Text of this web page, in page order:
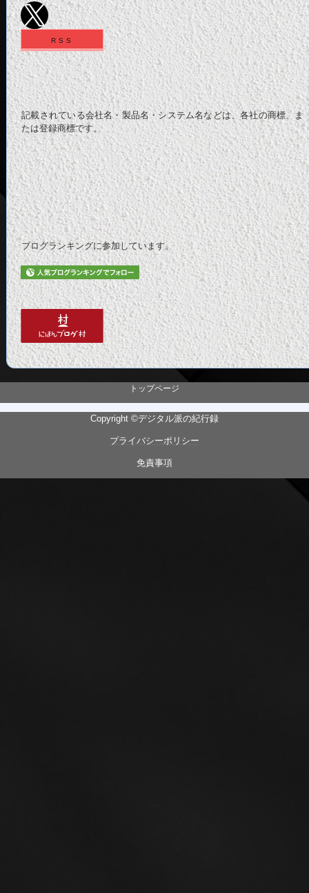
RSS
記載されている会社名・製品名・システム名などは、各社の商標、ま
たは登録商標です。
ブログランキングに参加しています。
トップページ
Copyright ©デジタル派の紀行録
プライバシーポリシー
免責事項